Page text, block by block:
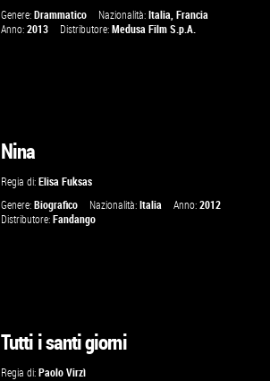
Genere:Drammatico Nazionalità:Italia ,Francia
Anno:2013 Distributore:Medusa Film S.p.A.
Nina
Regia di:Elisa Fuksas
Genere:Biografico Nazionalità:Italia Anno:2012
Distributore:Fandango
Tutti i santi giorni
Regia di:Paolo Virzì